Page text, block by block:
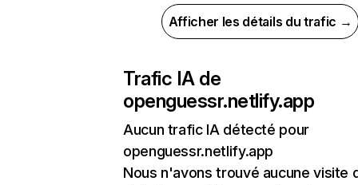
Afficher les détails du trafic →
Trafic IA de
openguessr.netlify.app
Aucun trafic IA détecté pour
openguessr.netlify.app
Nous n'avons trouvé aucune visite